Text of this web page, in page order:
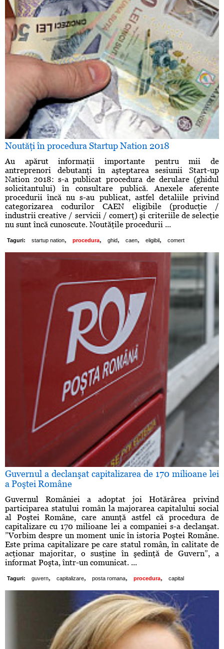
Noutăţi în procedura Startup Nation 2018
Au apărut informaţii importante pentru mii de
antreprenori debutanţi în aşteptarea sesiunii Start-up
Nation 2018: s-a publicat procedura de derulare (ghidul
solicitantului) în consultare publică. Anexele aferente
procedurii încă nu s-au publicat, astfel detaliile privind
categorizarea codurilor CAEN eligibile (producţie /
industrii creative / servicii / comerţ) şi criteriile de selecţie
nu sunt încă cunoscute. Noutăţile procedurii ...
Taguri: startup nation, procedura, ghid, caen, eligibil , comert
Guvernul a declanşat capitalizarea de 170 milioane lei
a Poştei Române
Guvernul României a adoptat joi Hotărârea privind
participarea statului român la majorarea capitalului social
al Poştei Române, care anunţă astfel că procedura de
capitalizare cu 170 milioane lei a companiei s-a declanşat.
”Vorbim despre un moment unic în istoria Poştei Române.
Este prima capitalizare pe care statul român, în calitate de
acţionar majoritar, o susţine în şedinţă de Guvern”, a
informat Poşta, într-un comunicat. ...
Taguri: guvern, capitalizare, posta romana, procedura, capital